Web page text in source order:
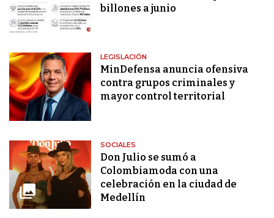
billones a junio
LEGISLACIÓN
MinDefensa anuncia ofensiva
contra grupos criminales y
mayor control territorial
SOCIALES
Don Julio se sumó a
Colombiamoda con una
celebración en la ciudad de
Medellín